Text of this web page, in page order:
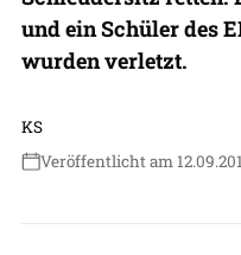
und ein Schüler des
wurden verletzt.
KS
Veröffentlicht am